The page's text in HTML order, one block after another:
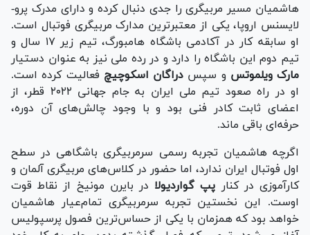
هاشمیان مسیر مربیگری را جدی دنبال کرده و دارای مدرک پرو-
لایسنس اروپا، یکی از معتبرترین مدارک مربیگری فوتبال است.
او سابقه کار در آکادمی باشگاه هامبورگ، تیم زیر ۱۷ سال و
تیم دوم این باشگاه را دارد و در رده ملی نیز به عنوان دستیار
مارک ویلموتس و سپس دراگان اسکوچیچ فعالیت کرده است.
او در راه صعود تیم ملی ایران به جام جهانی ۲۰۲۲ قطر، از
اعضای ثابت کادر فنی بود و با وجود چالش‌های آن دوره،
حرفه‌ای باقی ماند.
اگرچه هاشمیان تجربه رسمی سرمربیگری باشگاهی در سطح
اول فوتبال ایران ندارد، اما حضور در کلاس‌های مربیگری آلمان و
کارآموزی در کنار پپ گواردیولا در بایرن مونیخ از نقاط قوت
اوست. این نخستین تجربه سرمربیگری تمام‌عیار هاشمیان
خواهد بود که همزمان با یکی از حساس‌ترین فصول پرسپولیس